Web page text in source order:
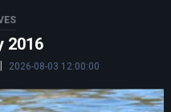
2016
2026-08-03 12:00:00